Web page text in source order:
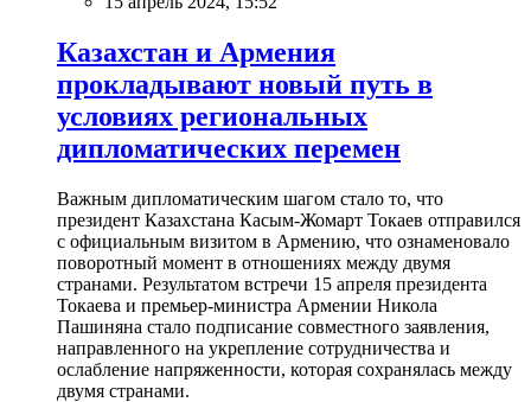
Казахстан и Армения
прокладывают новый путь в
условиях региональных
дипломатических перемен
Важным дипломатическим шагом стало то, что
президент Казахстана Касым-Жомарт Токаев отправился
с официальным визитом в Армению, что ознаменовало
поворотный момент в отношениях между двумя
странами. Результатом встречи 15 апреля президента
Токаева и премьер-министра Армении Никола
Пашиняна стало подписание совместного заявления,
направленного на укрепление сотрудничества и
ослабление напряженности, которая сохранялась между
двумя странами.